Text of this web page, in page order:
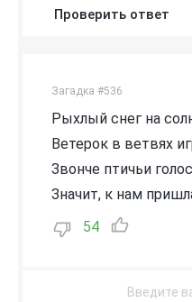
Проверить ответ
Загадка #536
Рыхлый снег на
Ветерок в ветвях
Звонче птичьи
Значит, к нам
54